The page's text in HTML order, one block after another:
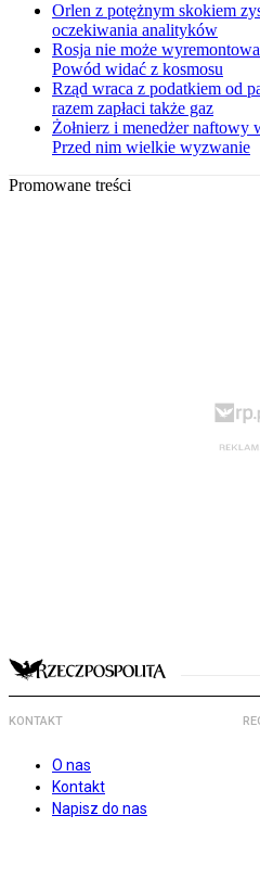
Orlen z potężnym skokiem
oczekiwania analityków
Rosja nie może
Powód widać z kosmosu
Rząd wraca z podatkiem od
razem zapłaci także gaz
Żołnierz i menedżer
Przed nim wielkie wyzwanie
Promowane treści
KONTAKT
O nas
Kontakt
Napisz do nas